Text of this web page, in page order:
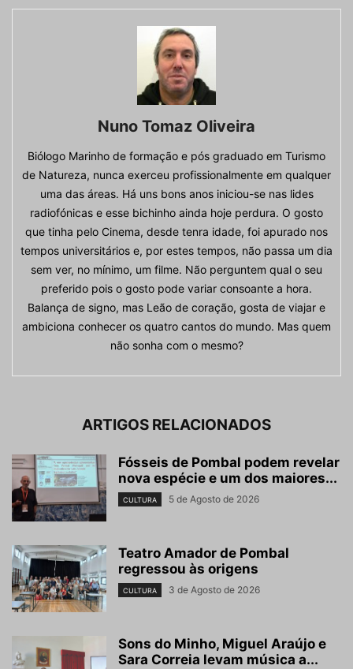
Nuno Tomaz Oliveira
Biólogo Marinho de formação e pós graduado em Turismo
de Natureza, nunca exerceu profissionalmente em qualquer
uma das áreas. Há uns bons anos iniciou-se nas lides
radiofónicas e esse bichinho ainda hoje perdura. O gosto
que tinha pelo Cinema, desde tenra idade, foi apurado nos
tempos universitários e, por estes tempos, não passa um dia
sem ver, no mínimo, um filme. Não perguntem qual o seu
preferido pois o gosto pode variar consoante a hora.
Balança de signo, mas Leão de coração, gosta de viajar e
ambiciona conhecer os quatro cantos do mundo. Mas quem
não sonha com o mesmo?
ARTIGOS RELACIONADOS
Fósseis de Pombal podem revelar
nova espécie e um dos maiores...
CULTURA 5 de Agosto de 2026
Teatro Amador de Pombal
regressou às origens
CULTURA 3 de Agosto de 2026
Sons do Minho, Miguel Araújo e
Sara Correia levam música a...